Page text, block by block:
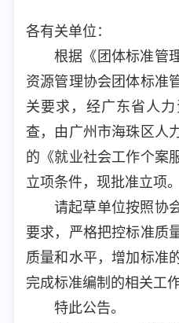
各有关单位：
根据《团体标准管
资源管理协会团体标准
关要求，经广东省人
查，由广州市海珠区人
的《就业社会工作个案
立项条件，现批准立项。
请起草单位按照协
要求，严格把控标准质
质量和水平，增加标准
完成标准编制的相关工作
特此公告。